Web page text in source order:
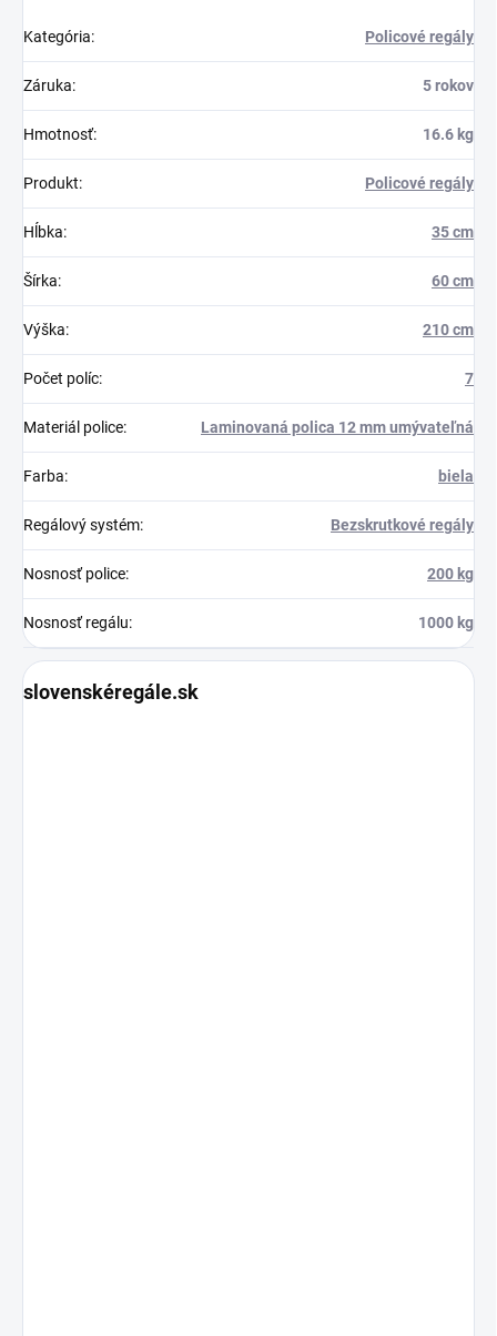
Kategória: Policové regály
Záruka: 5 rokov
Hmotnosť: 16.6 kg
Produkt: Policové regály
Hĺbka: 35 cm
Šírka: 60 cm
Výška: 210 cm
Počet políc: 7
Materiál police: Laminovaná polica 12 mm umývateľná
Farba: biela
Regálový systém: Bezskrutkové regály
Nosnosť police: 200 kg
Nosnosť regálu: 1000 kg
slovenskéregále.sk